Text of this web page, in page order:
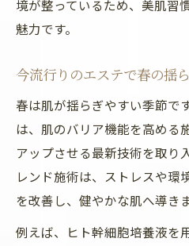
春に新規エステを
美肌習慣を育む春限定の
最新エステ施術で
ホットペッパービ
境が整っているため、美肌習
魅力です。
今流行りのエステで春の揺
春は肌が揺らぎやすい季節で
は、肌のバリア機能を高める
アップさせる最新技術を取り
レンド施術は、ストレスや環
を改善し、健やかな肌へ導きま
例えば、ヒト幹細胞培養液を